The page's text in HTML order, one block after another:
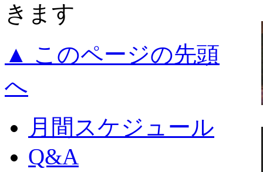
きます
▲ このページの先頭
へ
月間スケジュール
Q&A